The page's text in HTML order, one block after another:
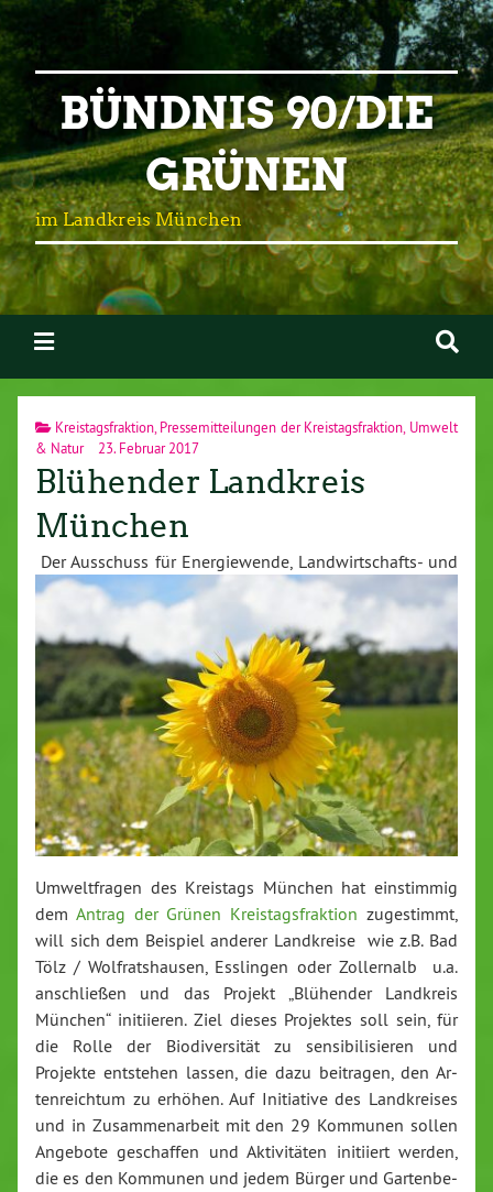
BÜNDNIS 90/DIE
GRÜNEN
im Landkreis München
Kreistagsfraktion, Pressemitteilungen der Kreistagsfraktion Umwelt
& Natur
23. Februar 2017
Blühender Landkreis
München
Der Ausschuss für En­er­gie­wen­de, Land­wirt­schafts- und
Um­welt­fra­gen des Kreistags München hat ein­stim­mig
dem Antrag der Grünen Kreis­tags­frak­ti­on zu­ge­stimmt,
will sich dem Beispiel anderer Land­krei­se wie z.B. Bad
Tölz / Wolfrats­hau­sen, Esslingen oder Zol­ler­nalb u.a.
an­schlie­ßen und das Projekt „Blühender Landkreis
München“ in­iti­ie­ren. Ziel dieses Projektes soll sein, für
die Rolle der Bio­di­ver­si­tät zu sen­si­bi­li­sie­ren und
Projekte entstehen lassen, die dazu beitragen, den Ar­
ten­reich­tum zu erhöhen. Auf In­itia­ti­ve des Land­krei­ses
und in Zu­sam­men­ar­beit mit den 29 Kommunen sollen
Angebote ge­schaf­fen und Ak­ti­vi­tä­ten initiiert werden,
die es den Kommunen und jedem Bürger und Gar­ten­be­